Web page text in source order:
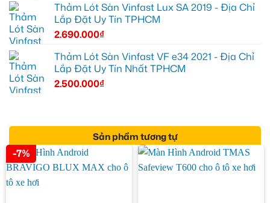
Thảm Lót Sàn Vinfast Lux SA 2019 - Địa Chỉ
Lắp Đặt Uy Tín TPHCM
2.690.000₫
Thảm Lót Sàn Vinfast VF e34 2021 - Địa Chỉ
Lắp Đặt Uy Tín Nhất TPHCM
2.500.000₫
Sản phẩm tương tự
-7%